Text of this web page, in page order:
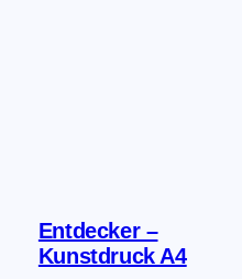
Entdecker –
Kunstdruck A4